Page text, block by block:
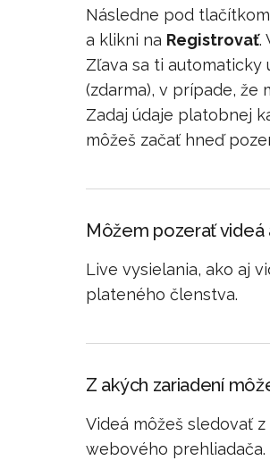
Následne pod
a klikni na Registrovať.
Zľava sa ti automaticky
(zdarma), v prípade, že
Zadaj údaje platobnej
môžeš začať hneď
Môžem pozerať videá
Live vysielania, ako aj
plateného členstva.
Z akých zariadení
Videá môžeš sledovať
webového prehliadača.